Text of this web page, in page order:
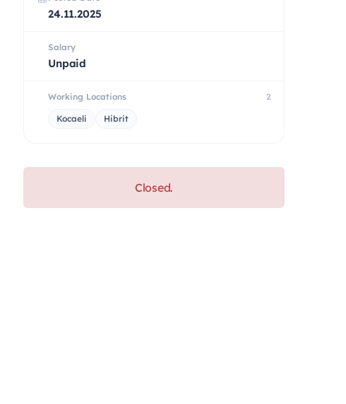
24.11.2025
Salary
Unpaid
Working Locations 2
Kocaeli Hibrit
Closed.